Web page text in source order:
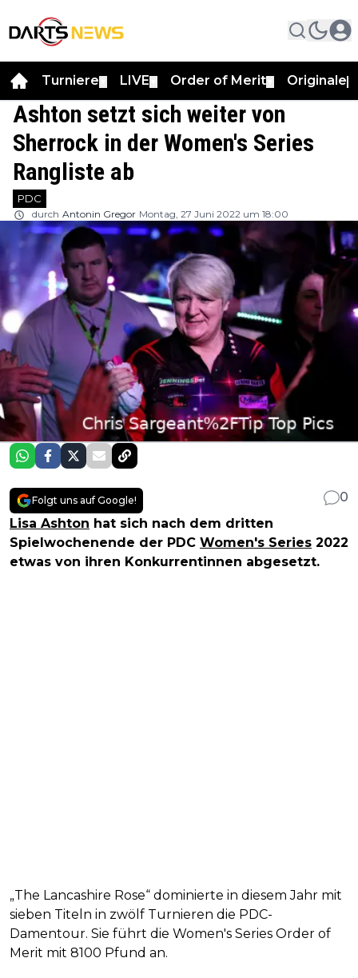
Turniere LIVE Order of Merit Originale
Ashton setzt sich weiter von
Sherrock in der Women's Series
Rangliste ab
PDC
durch Antonin Gregor Montag, 27 Juni 2022 um 18:00
Folgt uns auf Google!
0
Lisa Ashton hat sich nach dem dritten
Spielwochenende der PDC Women's Series 2022
etwas von ihren Konkurrentinnen abgesetzt.
„The Lancashire Rose“ dominierte in diesem Jahr mit
sieben Titeln in zwölf Turnieren die PDC-
Damentour. Sie führt die Women's Series Order of
Merit mit 8100 Pfund an.